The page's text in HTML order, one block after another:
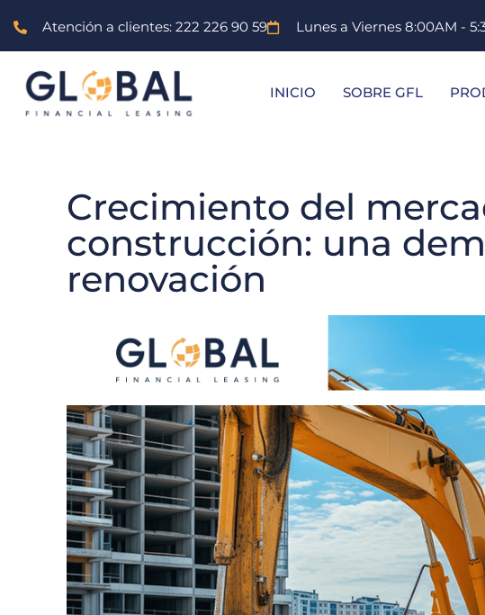
Atención a clientes: 222 226 90 59 Lunes a Viernes 8:00AM -
INICIO SOBRE GFL
Crecimiento del
construcción: una
renovación